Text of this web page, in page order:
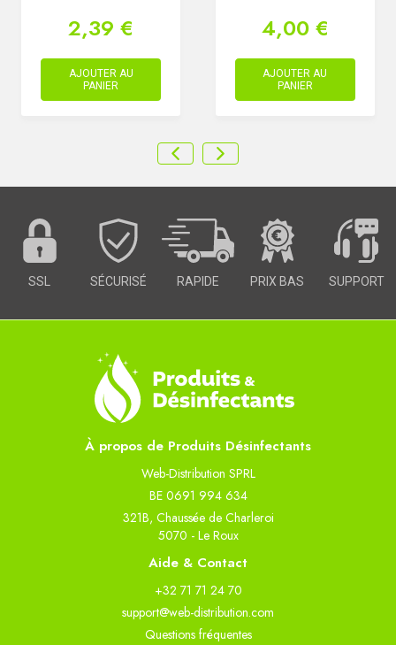
2,39 €
AJOUTER AU
PANIER
4,00 €
AJOUTER AU
PANIER
SSL SÉCURISÉ RAPIDE PRIX BAS SUPPORT
À propos de Produits Désinfectants
Web-Distribution SPRL
BE 0691 994 634
321B, Chaussée de Charleroi
5070 - Le Roux
Aide & Contact
+32 71 71 24 70
support@web-distribution.com
Questions fréquentes